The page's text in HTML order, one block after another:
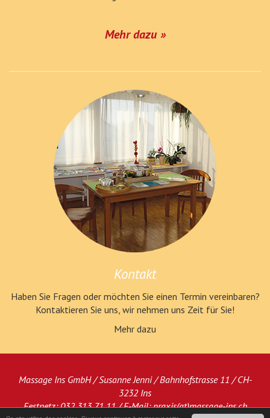
Mehr dazu
Kontakt
Haben Sie Fragen oder möchten Sie einen Termin vereinbaren?
Kontaktieren Sie uns, wir nehmen uns Zeit für Sie!
Mehr dazu
Massage Ins GmbH / Susanne Jenni / Bahnhofstrasse 11 / CH-
3232 Ins
Festnetz: 032 313 71 11 / E-Mail:praxis(at)massage-ins.ch